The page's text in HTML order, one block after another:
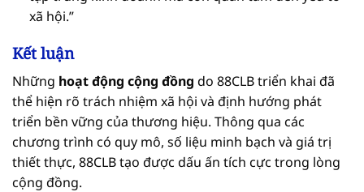
xã hội.”
Kết luận
Những hoạt động cộng đồng do 88CLB triển khai đã
thể hiện rõ trách nhiệm xã hội và định hướng phát
triển bền vững của thương hiệu. Thông qua các
chương trình có quy mô, số liệu minh bạch và giá trị
thiết thực, 88CLB tạo được dấu ấn tích cực trong lòng
cộng đồng.